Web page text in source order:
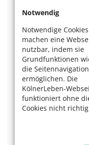
Notwendig
Notwendige Cookies
machen eine
nutzbar, indem sie
Grundfunktionen
die Seitennavigation
ermöglichen. Die
KölnerLeben-
funktioniert ohne
Cookies nicht
https://agr-ev.de/
einstellung.
Seit 30 Jahren berät
Rückengesundheit
rückenfreundliche
aus. Die
zusammen.
Hier können Sie die
Radfahren"
Das könnte Sie